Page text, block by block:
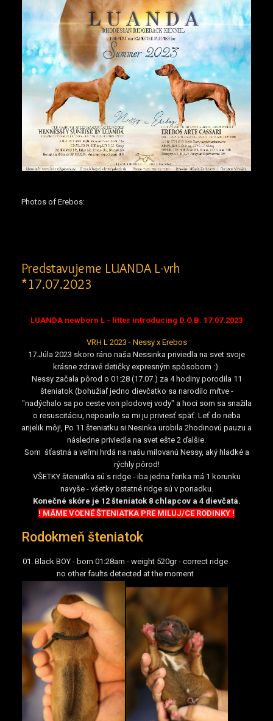
Photos of Erebos:
Predstavujeme LUANDA L-vrh
*17.07.2023
LUANDA newborn L - litter introducing D.O.B. 17.07.2023
VRH L 2023 - Nessy x Erebos
17.Júla 2023 skoro ráno naša Nessinka priviedla na svet svoje
krásne zdravé detičky expresným spôsobom :).
Nessy začala pôrod o 01:28 (17.07.) za 4 hodiny porodila 11
šteniatok (bohužiaľ jedno dievčatko sa narodilo mŕtve -
"nadýchalo sa po ceste von plodovej vody" a hoci som sa snažila
o resuscitáciu, nepoarilo sa mi ju priviesť späť. Leť do neba
anjelik môj!, Po 11 šteniatku si Nesinka urobila 2hodinovú pauzu a
následne priviedla na svet ešte 2 ďalšie.
Som šťastná a veľmi hrdá na našu milovanú Nessy, aký hladké a
rýchly pôrod!
VŠETKY šteniatka sú s ridge - iba jedna fenka má 1 korunku
navyše - všetky ostatné ridge sú v poriadku.
Konečné skóre je 12 šteniatok 8 chlapcov a 4 dievčatá.
! MÁME VOĽNÉ ŠTENIATKA PRE MILUJ/CE RODINKY !
Rodokmeň šteniatok
01. Black BOY - born 01:28am - weight 520gr - correct ridge
no other faults detected at the moment